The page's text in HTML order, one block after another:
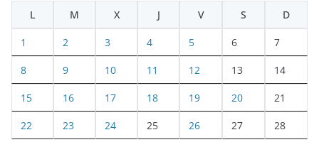
L
M X J V S D
1 2 3 4 5 6 7
8 9 10 11 12 13 14
15 16 17 18 19 20 21
22 23 24 25 26 27 28